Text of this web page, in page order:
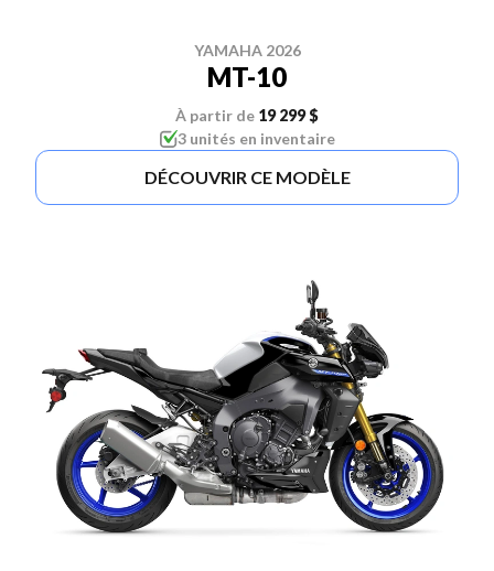
YAMAHA 2026
MT-10
À partir de 19 299 $
3 unités en inventaire
DÉCOUVRIR CE MODÈLE